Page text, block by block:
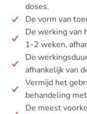
doses.
De vorm van
De werking van
1-2 weken,
De
afhankelijk van
Vermijd het
behandeling
De meest